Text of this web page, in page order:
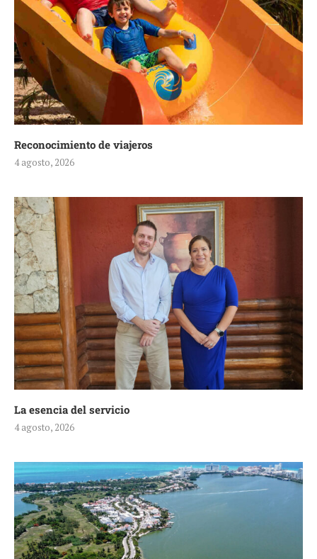
Reconocimiento de viajeros
4 agosto, 2026
La esencia del servicio
4 agosto, 2026